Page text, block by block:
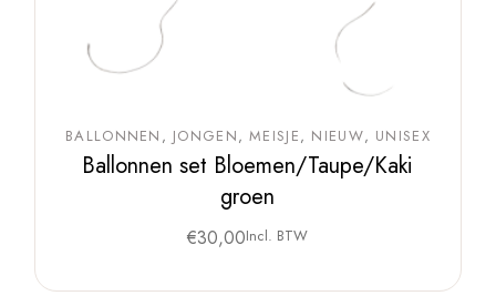
BALLONNEN JONGEN MEISJE NIEUW UNISEX
Ballonnen set Bloemen/Taupe/Kaki
groen
€30,00Incl. BTW